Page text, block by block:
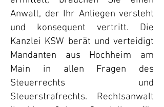
Anwalt, der Ihr Anliegen versteht
und konsequent vertritt. Die
Kanzlei KSW berät und verteidigt
Mandanten aus Hochheim am
Main in allen Fragen des
Steuerrechts und
Steuerstrafrechts. Rechtsanwalt